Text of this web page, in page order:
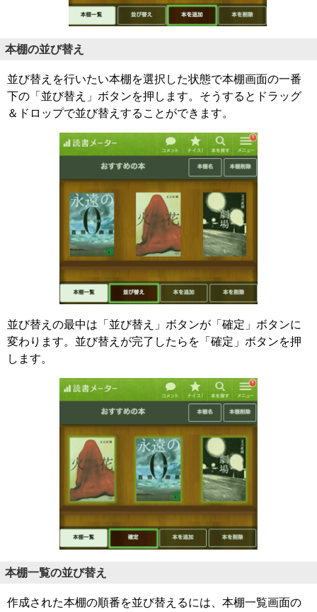
本棚の並び替え
並び替えを行いたい本棚を選択した状態で本棚画面の一番
下の「並び替え」ボタンを押します。そうするとドラッグ
＆ドロップで並び替えすることができます。
並び替えの最中は「並び替え」ボタンが「確定」ボタンに
変わります。並び替えが完了したらを「確定」ボタンを押
します。
本棚一覧の並び替え
作成された本棚の順番を並び替えるには、本棚一覧画面の